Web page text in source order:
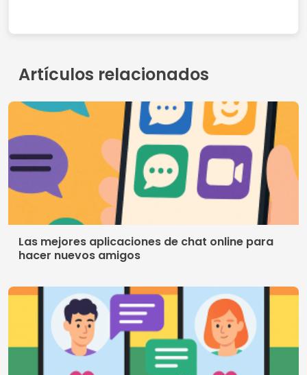
Aplicaciones de citas para viudos
Quienes somos
Política de privacidad
© 2026 AppDigi